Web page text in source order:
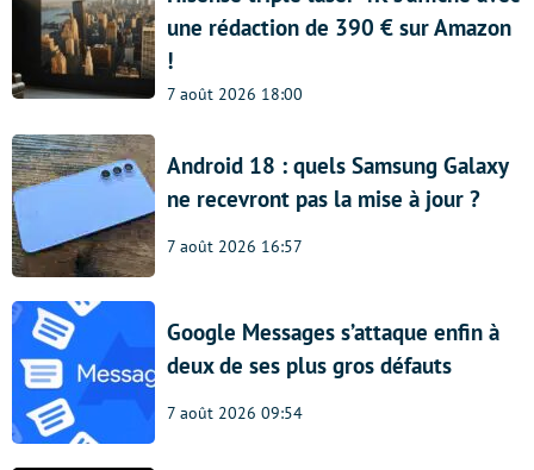
une rédaction de 390 € sur Amazon
!
7 août 2026 18:00
Android 18 : quels Samsung Galaxy
ne recevront pas la mise à jour ?
7 août 2026 16:57
Google Messages s’attaque enfin à
deux de ses plus gros défauts
7 août 2026 09:54